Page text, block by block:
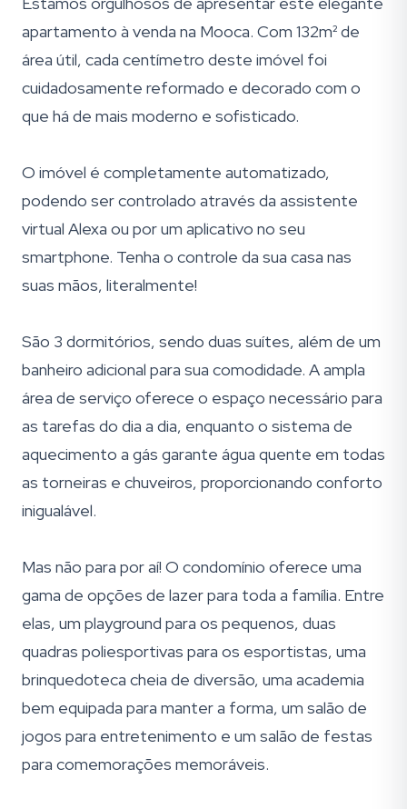
apartamento à venda na Mooca. Com 132m² de
área útil, cada centímetro deste imóvel foi
cuidadosamente reformado e decorado com o
que há de mais moderno e sofisticado.
O imóvel é completamente automatizado,
podendo ser controlado através da assistente
virtual Alexa ou por um aplicativo no seu
smartphone. Tenha o controle da sua casa nas
suas mãos, literalmente!
São 3 dormitórios, sendo duas suítes, além de um
banheiro adicional para sua comodidade. A ampla
área de serviço oferece o espaço necessário para
as tarefas do dia a dia, enquanto o sistema de
aquecimento a gás garante água quente em todas
as torneiras e chuveiros, proporcionando conforto
inigualável.
Mas não para por aí! O condomínio oferece uma
gama de opções de lazer para toda a família. Entre
elas, um playground para os pequenos, duas
quadras poliesportivas para os esportistas, uma
brinquedoteca cheia de diversão, uma academia
bem equipada para manter a forma, um salão de
jogos para entretenimento e um salão de festas
para comemorações memoráveis.